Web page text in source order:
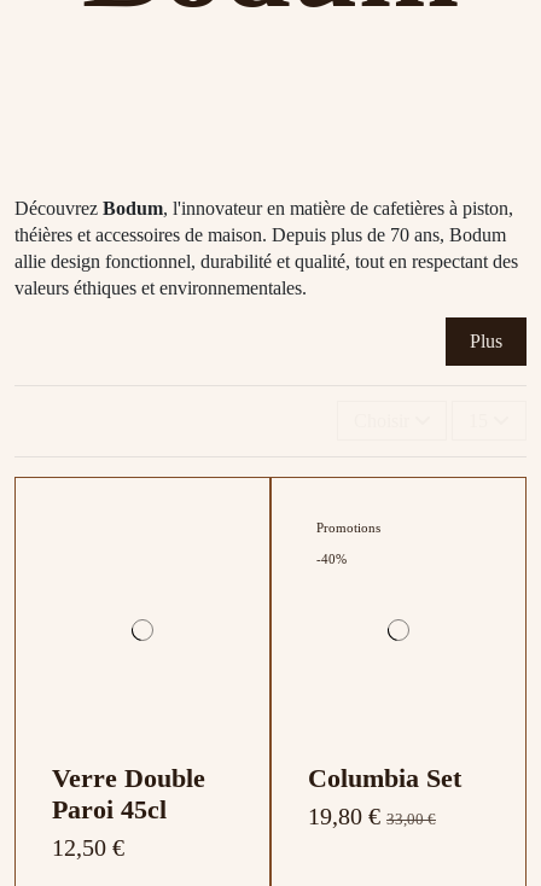
Découvrez Bodum, l'innovateur en matière de cafetières à piston,
théières et accessoires de maison. Depuis plus de 70 ans, Bodum
allie design fonctionnel, durabilité et qualité, tout en respectant des
valeurs éthiques et environnementales.
Plus
Verre Double
Paroi 45cl
12,50 €
Promotions
-40%
Columbia Set
19,80 € 33,00 €